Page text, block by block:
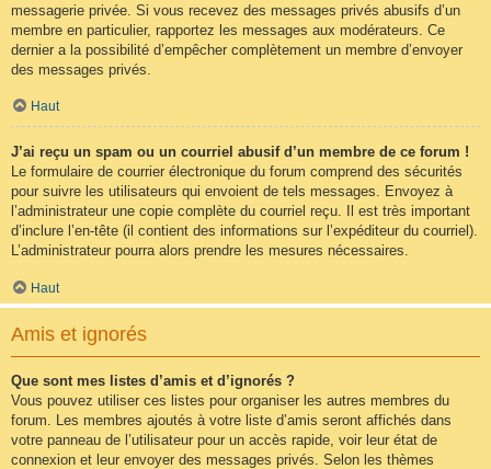
messagerie privée. Si vous recevez des messages privés abusifs d’un
membre en particulier, rapportez les messages aux modérateurs. Ce
dernier a la possibilité d’empêcher complètement un membre d’envoyer
des messages privés.
Haut
J’ai reçu un spam ou un courriel abusif d’un membre de ce forum !
Le formulaire de courrier électronique du forum comprend des sécurités
pour suivre les utilisateurs qui envoient de tels messages. Envoyez à
l’administrateur une copie complète du courriel reçu. Il est très important
d’inclure l’en-tête (il contient des informations sur l’expéditeur du courriel).
L’administrateur pourra alors prendre les mesures nécessaires.
Haut
Amis et ignorés
Que sont mes listes d’amis et d’ignorés ?
Vous pouvez utiliser ces listes pour organiser les autres membres du
forum. Les membres ajoutés à votre liste d’amis seront affichés dans
votre panneau de l’utilisateur pour un accès rapide, voir leur état de
connexion et leur envoyer des messages privés. Selon les thèmes